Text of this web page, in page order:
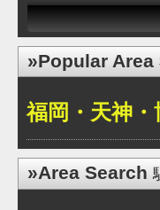
»Popular Area
福岡・天神・
»Area Search